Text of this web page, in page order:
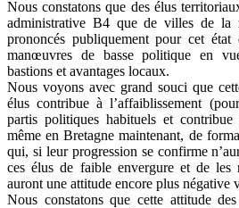
Nous constatons que des élus
administrative B4 que de villes de la
prononcés publiquement pour cet
manœuvres de basse politique en
bastions et avantages locaux.
Nous voyons avec grand souci que
élus contribue à l’affaiblissement
partis politiques habituels et
même en Bretagne maintenant, de
qui, si leur progression se confirme
ces élus de faible envergure et de les
auront une attitude encore plus négative
Nous constatons que cette attitude